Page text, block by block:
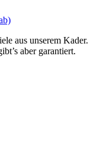
aus unserem Kader.
aber garantiert.